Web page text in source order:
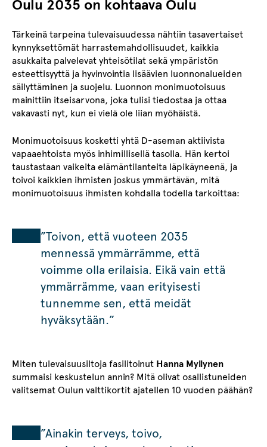
Oulu 2035 on kohtaava Oulu
Tärkeinä tarpeina tulevaisuudessa nähtiin tasavertaiset
kynnyksettömät harrastemahdollisuudet, kaikkia
asukkaita palvelevat yhteisötilat sekä ympäristön
esteettisyyttä ja hyvinvointia lisäävien luonnonalueiden
säilyttäminen ja suojelu. Luonnon monimuotoisuus
mainittiin itseisarvona, joka tulisi tiedostaa ja ottaa
vakavasti nyt, kun ei vielä ole liian myöhäistä.
Monimuotoisuus kosketti yhtä D-aseman aktiivista
vapaaehtoista myös inhimillisellä tasolla. Hän kertoi
taustastaan vaikeita elämäntilanteita läpikäyneenä, ja
toivoi kaikkien ihmisten joskus ymmärtävän, mitä
monimuotoisuus ihmisten kohdalla todella tarkoittaa:
”Toivon, että vuoteen 2035
mennessä ymmärrämme, että
voimme olla erilaisia. Eikä vain että
ymmärrämme, vaan erityisesti
tunnemme sen, että meidät
hyväksytään.”
Miten tulevaisuusiltoja fasilitoinut Hanna Myllynen
summaisi keskustelun annin? Mitä olivat osallistuneiden
valitsemat Oulun valttikortit ajatellen 10 vuoden päähän?
”Ainakin terveys, toivo,